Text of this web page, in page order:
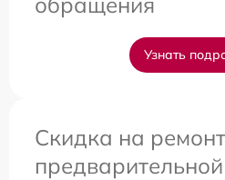
Узнать
Скидка на